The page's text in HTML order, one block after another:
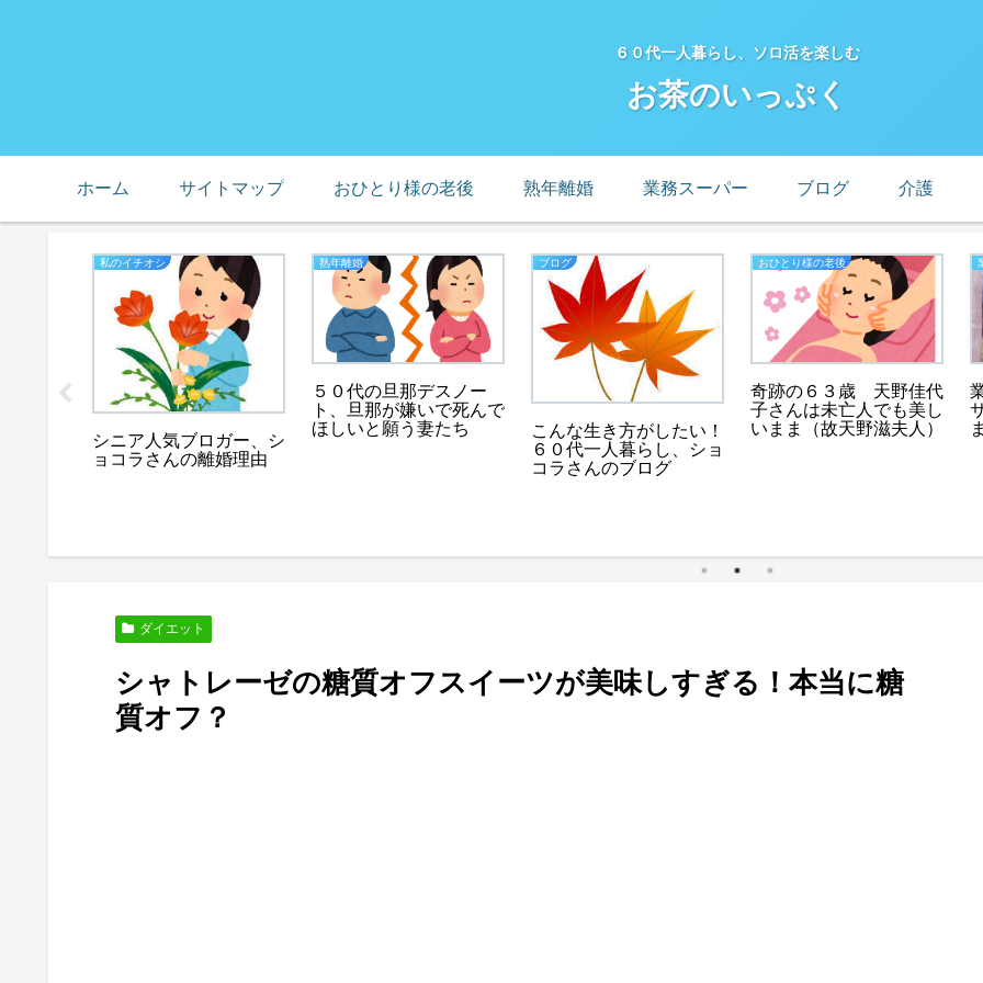
６０代一人暮らし、ソロ活を楽しむ
お茶のいっぷく
ホーム サイトマップ おひとり様の老後 熟年離婚 業務スーパー ブログ 介護
母の預
私のイチオシ
シニア人気ブロガー、シ
ョコラさんの離婚理由
熟年離婚
５０代の旦那デスノー
ト、旦那が嫌いで死んで
ほしいと願う妻たち
ブログ
こんな生き方がしたい！
６０代一人暮らし、ショ
コラさんのブログ
おひとり様の老後
奇跡の６３歳 天野佳代
子さんは未亡人でも美し
いまま（故天野滋夫人）
ダイエット
シャトレーゼの糖質オフスイーツが美味しすぎる！本当に糖
質オフ？